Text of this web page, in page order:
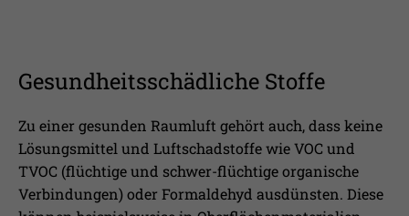
Gesundheitsschädliche Stoffe
Zu einer gesunden Raumluft gehört auch, dass keine
Lösungsmittel und Luftschadstoffe wie VOC und
TVOC (flüchtige und schwer-flüchtige organische
Verbindungen) oder Formaldehyd ausdünsten. Diese